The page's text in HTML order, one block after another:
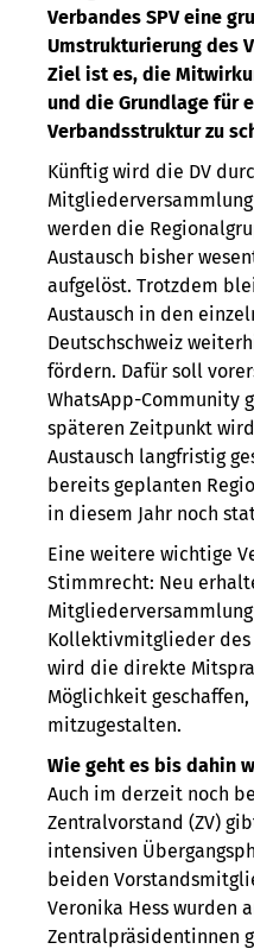
Verbandes SPV eine
Umstrukturierung des
Ziel ist es, die
und die Grundlage für
Verbandsstruktur zu
Künftig wird die DV
werden die
Austausch bisher
aufgelöst. Trotzdem
Austausch in den
Deutschschweiz
fördern. Dafür soll
WhatsApp-Community
späteren Zeitpunkt
Austausch langfristig
bereits geplanten
in diesem Jahr noch
Eine weitere wichtige
Stimmrecht: Neu
Kollektivmitglieder des
wird die direkte
Möglichkeit
mitzugestalten.
Wie geht es bis dahin
Auch im derzeit noch
Zentralvorstand (ZV)
intensiven
beiden
Veronika Hess wurden
Zentralpräsidentinnen